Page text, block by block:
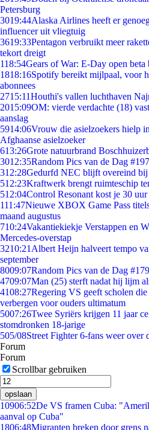
Petersburg
3019:44Alaska Airlines heeft er
influencer uit vliegtuig
3619:33Pentagon verbruikt meer
tekort dreigt
118:54Gears of War: E-Day open beta
1818:16Spotify bereikt mijlpaal, voor
abonnees
2715:11Houthi's vallen luchthaven
2015:09OM: vierde verdachte (18)
aanslag
5914:06Vrouw die asielzoekers hielp
Afghaanse asielzoeker
613:26Grote natuurbrand
3012:35Random Pics van de Dag
312:28Gedurfd NEC blijft overeind
512:23Kraftwerk brengt ruimteschip
512:04Control Resonant kost je 30
111:47Nieuwe XBOX Game Pass
maand augustus
710:24Vakantiekiekje Verstappen en
Mercedes-overstap
3210:21 Albert Heijn halveert tempo
september
8009:07Random Pics van de Dag
4709:07Man (25) sterft nadat hij lijm
4108:27Regering VS geeft scholen
verbergen voor ouders ultimatum
5007:26Twee Syriërs krijgen 11 jaar
stomdronken 18-jarige
505/08Street Fighter 6-fans weer over
Forum
Forum
Scrollbar gebruiken
opslaan
10906:52De VS framen Cuba:
aanval op Cuba"
1806:48Migranten breken door grens